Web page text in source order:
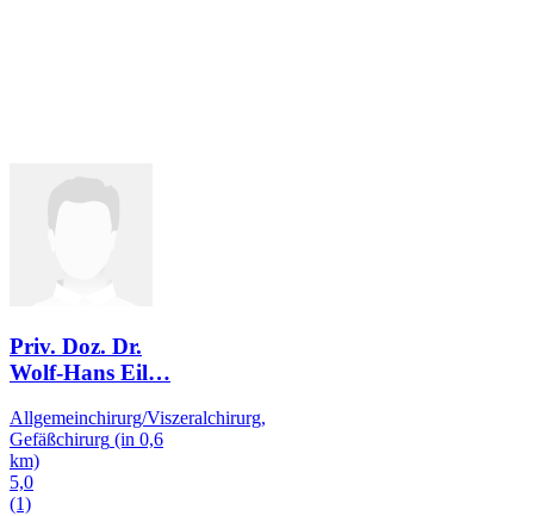
Priv. Doz. Dr.
Wolf-Hans Eil…
Allgemeinchirurg/Viszeralchirurg,
Gefäßchirurg (in 0,6
km)
5,0
(1)